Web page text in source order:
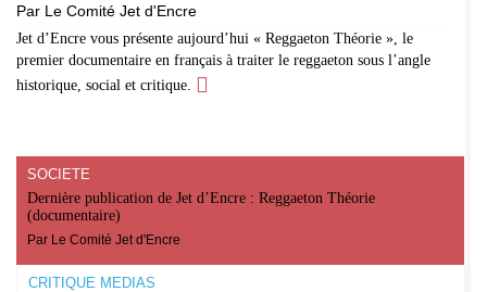
Par Le Comité Jet d'Encre
Jet d’Encre vous présente aujourd’hui « Reggaeton Théorie », le
premier documentaire en français à traiter le reggaeton sous l’angle
historique, social et critique.
SOCIÉTÉ
Dernière publication de Jet d’Encre : Reggaeton Théorie
(documentaire)
Par Le Comité Jet d'Encre
CRITIQUE MÉDIAS